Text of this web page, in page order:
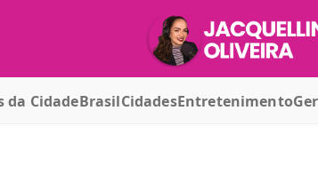
da CidadeBrasilCidadesEntretenimento